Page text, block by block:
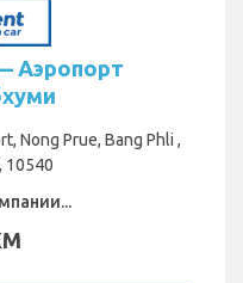
Аэропорт
Nong Prue, Bang Phli ,
10540